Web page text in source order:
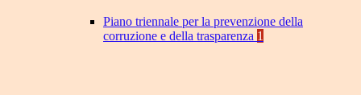
Piano triennale per la prevenzione della
corruzione e della trasparenza 1